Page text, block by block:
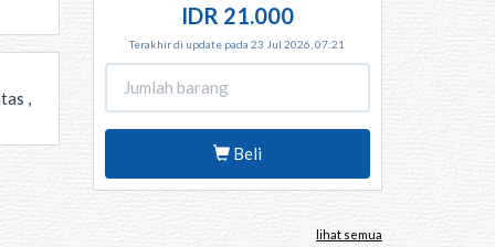
,
IDR 21.000
Terakhir di update pada 23 Jul 2026, 07:21
Beli
lihat semua